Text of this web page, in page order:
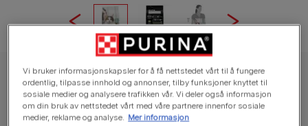
Pro Plan® Tørrfôr
PRO PLAN LIVECLEAR Sterilised 7+ Kalkun
1.4kg
Vi bruker informasjonskapsler for å få nettstedet vårt til å fungere
ordentlig, tilpasse innhold og annonser, tilby funksjoner knyttet til
sosiale medier og analysere trafikken vår. Vi deler også informasjon
om din bruk av nettstedet vårt med våre partnere innenfor sosiale
medier, reklame og analyse. Mer informasjon